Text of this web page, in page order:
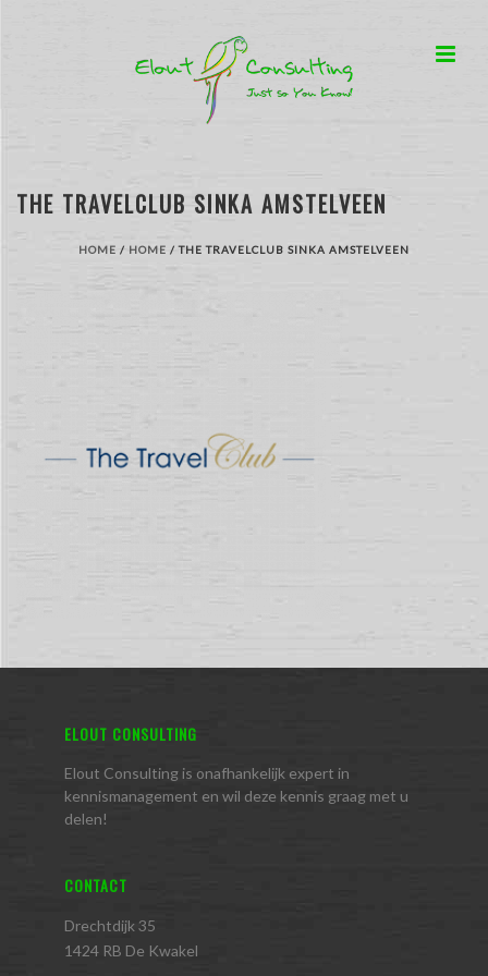
THE TRAVELCLUB SINKA AMSTELVEEN
HOME / HOME / THE TRAVELCLUB SINKA AMSTELVEEN
ELOUT CONSULTING
Elout Consulting is onafhankelijk expert in
kennismanagement en wil deze kennis graag met u
delen!
CONTACT
Drechtdijk 35
1424 RB De Kwakel